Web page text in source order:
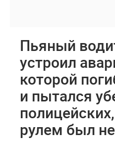
Пьяный
устроил
которой
и пытался
рулем был